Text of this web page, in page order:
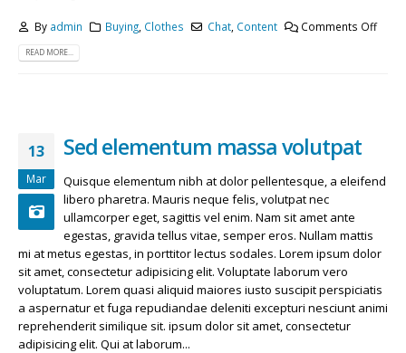
By admin Buying Clothes Chat Content Comments Off
READ MORE...
13
Mar
Sed elementum massa volutpat
Quisque elementum nibh at dolor pellentesque, a eleifend
libero pharetra. Mauris neque felis, volutpat nec
ullamcorper eget, sagittis vel enim. Nam sit amet ante
egestas, gravida tellus vitae, semper eros. Nullam mattis
mi at metus egestas, in porttitor lectus sodales. Lorem ipsum dolor
sit amet, consectetur adipisicing elit. Voluptate laborum vero
voluptatum. Lorem quasi aliquid maiores iusto suscipit perspiciatis
a aspernatur et fuga repudiandae deleniti excepturi nesciunt animi
reprehenderit similique sit. ipsum dolor sit amet, consectetur
adipisicing elit. Qui at laborum...